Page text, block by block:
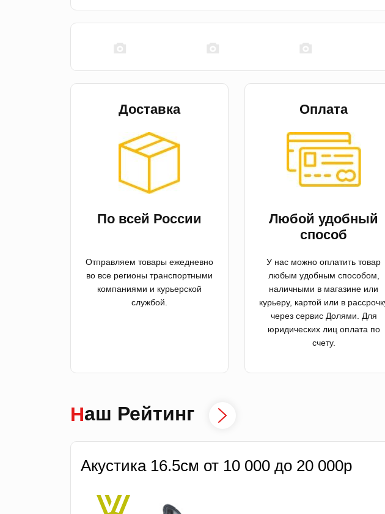
Доставка
По всей России
Отправляем товары ежедневно
во все регионы транспортными
компаниями и курьерской
службой.
Оплата
Любой удобный
способ
У нас можно оплатить товар
любым удобным способом,
наличными в магазине или
курьеру, картой или в
через сервис Долями. Для
юридических лиц оплата по
счету.
Наш Рейтинг
Акустика 16.5см от 10 000 до 20 000р